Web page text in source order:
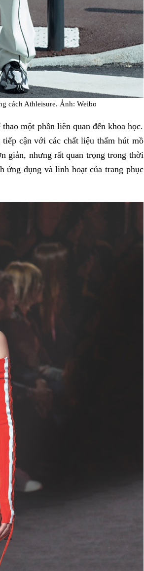
cách Athleisure. Ảnh: Weibo
một phần liên quan đến khoa học.
cận với các chất liệu thấm hút mồ
giản, nhưng rất quan trọng trong thời
ứng dụng và linh hoạt của trang phục